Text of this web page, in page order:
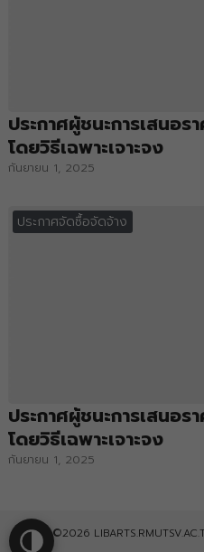
ประกาศผู้ชนะการเสนอ
โดยวิธีเฉพาะเจาะจง
กันยายน 1, 2025
ประกาศจัดซื้อจัดจ้าง
ประกาศผู้ชนะการเสนอ
โดยวิธีเฉพาะเจาะจง
กันยายน 1, 2025
©2026